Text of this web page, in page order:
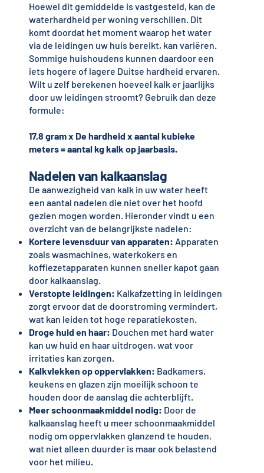
Hoewel dit gemiddelde is vastgesteld, kan de
waterhardheid per woning verschillen. Dit
komt doordat het moment waarop het water
via de leidingen uw huis bereikt, kan variëren.
Sommige huishoudens kunnen daardoor een
iets hogere of lagere Duitse hardheid ervaren.
Wilt u zelf berekenen hoeveel kalk er jaarlijks
door uw leidingen stroomt? Gebruik dan deze
formule:
17,8 gram x De hardheid x aantal kubieke
meters = aantal kg kalk op jaarbasis.
Nadelen van kalkaanslag
De aanwezigheid van kalk in uw water heeft
een aantal nadelen die niet over het hoofd
gezien mogen worden. Hieronder vindt u een
overzicht van de belangrijkste nadelen:
Kortere levensduur van apparaten: Apparaten
zoals wasmachines, waterkokers en
koffiezetapparaten kunnen sneller kapot gaan
door kalkaanslag.
Verstopte leidingen: Kalkafzetting in leidingen
zorgt ervoor dat de doorstroming vermindert,
wat kan leiden tot hoge reparatiekosten.
Droge huid en haar: Douchen met hard water
kan uw huid en haar uitdrogen, wat voor
irritaties kan zorgen.
Kalkvlekken op oppervlakken: Badkamers,
keukens en glazen zijn moeilijk schoon te
houden door de aanslag die achterblijft.
Meer schoonmaakmiddel nodig: Door de
kalkaanslag heeft u meer schoonmaakmiddel
nodig om oppervlakken glanzend te houden,
wat niet alleen duurder is maar ook belastend
voor het milieu.